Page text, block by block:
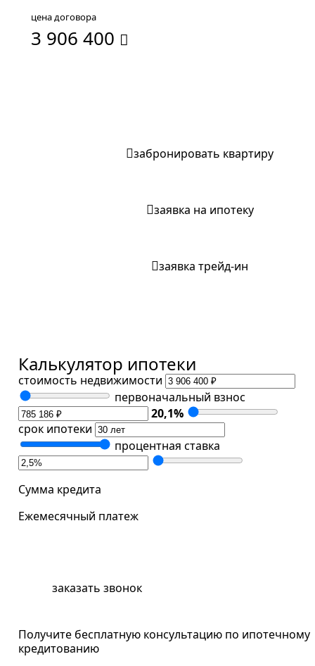
цена договора
3 906 400
забронировать квартиру
заявка на ипотеку
заявка трейд-ин
Калькулятор ипотеки
стоимость недвижимости
первоначальный взнос
20,1%
срок ипотеки
процентная ставка
Сумма кредита
Ежемесячный платеж
заказать звонок
Получите бесплатную консультацию по ипотечному
кредитованию